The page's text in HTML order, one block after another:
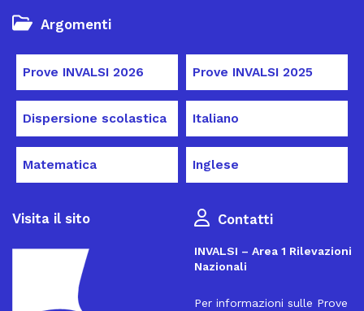
Argomenti
Prove INVALSI 2026 Prove INVALSI 2025
Dispersione scolastica Italiano
Matematica Inglese
Visita il sito Contatti
INVALSI – Area 1 Rilevazioni
Nazionali
Per informazioni sulle Prove